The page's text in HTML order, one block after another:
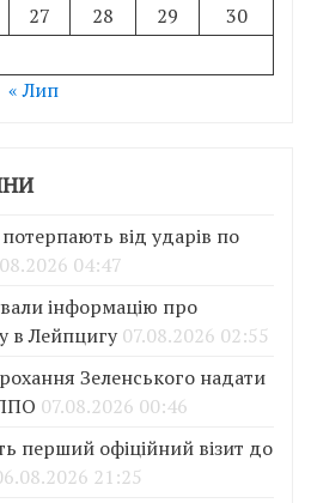
27 28 29
30
« Лип
від ударів по
04:47
інформацію про
в Лейпцигу 07.08.2026 02:55
Зеленського надати
07.08.2026 00:46
перший офіційний візит до
21:25